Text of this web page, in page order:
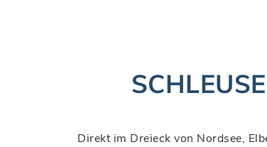
Direkt im Dreieck von Nordsee,